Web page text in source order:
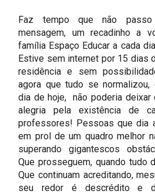
Faz tempo que não
mensagem, um recadinho a
família Espaço Educar a cada
Estive sem internet por 15 dias
residência e sem
agora que tudo se normalizou,
dia de hoje, não poderia deixar
alegria pela existência de
professores! Pessoas que dia
em prol de um quadro melhor
superando gigantescos
Que prosseguem, quando tudo
Que continuam acreditando,
seu redor é descrédito e